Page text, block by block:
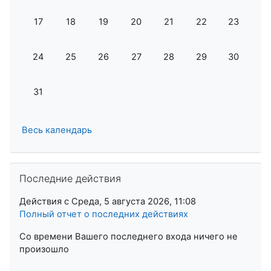
Нет событий, Понедельник 17 августа
17 Нет событий, Вторник 18 августа
18 Нет событий, Среда 19 августа
19 Нет событий, Четверг 20
20 Нет событий, Пятница
21 Нет событий,
22 Нет
23
Нет событий, Понедельник 24 августа
24 Нет событий, Вторник 25 августа
25 Нет событий, Среда 26 августа
26 Нет событий, Четверг 27
27 Нет событий, Пятница
28 Нет событий,
29 Нет
30
Нет событий, Понедельник 31 августа
31
Весь календарь
Последние действия
Действия с Среда, 5 августа 2026, 11:08
Полный отчет о последних действиях
Со времени Вашего последнего входа ничего не
произошло